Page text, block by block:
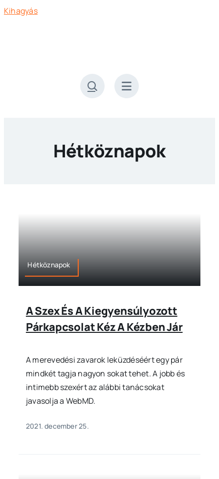
Kihagyás
Hétköznapok
Hétköznapok
A Szex És A Kiegyensúlyozott
Párkapcsolat Kéz A Kézben Jár
A merevedési zavarok leküzdéséért egy pár
mindkét tagja nagyon sokat tehet. A jobb és
intimebb szexért az alábbi tanácsokat
javasolja a WebMD.
2021. december 25.